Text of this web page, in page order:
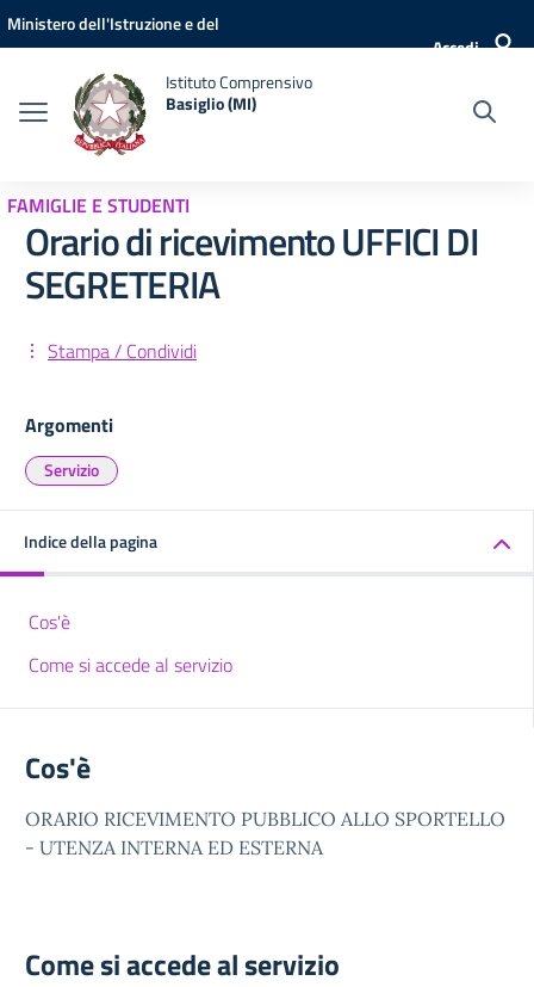
Vai ai contenuti
Vai al menu di navigazione
Vai al footer
Ministero dell'Istruzione e del
Accedi
Istituto Comprensivo
Basiglio (MI)
FAMIGLIE E STUDENTI
Orario di ricevimento UFFICI DI
SEGRETERIA
Stampa / Condividi
Argomenti
Servizio
Indice della pagina
Cos'è
Come si accede al servizio
Cos'è
ORARIO RICEVIMENTO PUBBLICO ALLO SPORTELLO
- UTENZA INTERNA ED ESTERNA
Come si accede al servizio